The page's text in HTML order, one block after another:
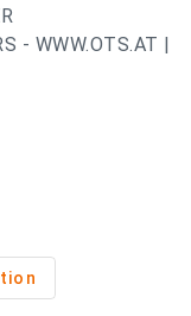
- WWW.OTS.AT |